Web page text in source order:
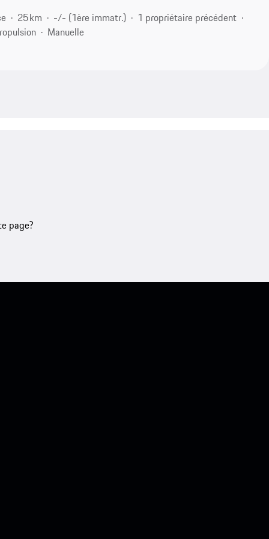
25 km -/- (1ère immatr.)
1 propriétaire précédent
Manuelle
page?